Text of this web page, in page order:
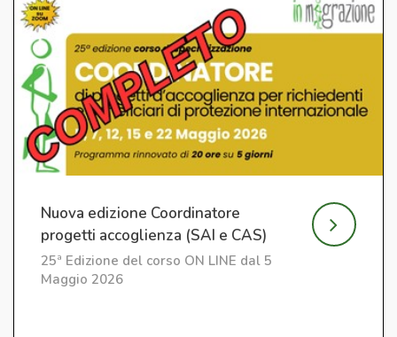
Nuova edizione Coordinatore
progetti accoglienza (SAI e CAS)
25ª Edizione del corso ON LINE dal 5
Maggio 2026